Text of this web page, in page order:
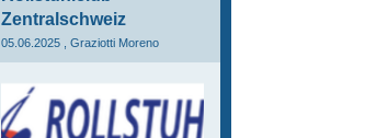
Zentralschweiz
05.06.2025 , Graziotti Moreno